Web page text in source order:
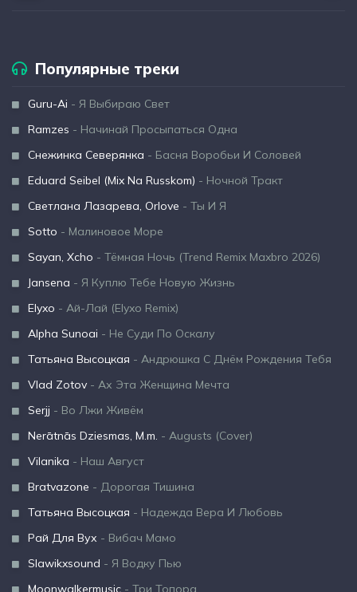
Популярные треки
Guru-Ai - Я Выбираю Свет
Ramzes - Начинай Просыпаться Одна
Снежинка Северянка - Басня Воробьи И Соловей
Eduard Seibel (Mix Na Russkom) - Ночной Тракт
Светлана Лазарева, Orlove - Ты И Я
Sotto - Малиновое Море
Sayan, Xcho - Тёмная Ночь (Trend Remix Maxbro 2026)
Jansena - Я Куплю Тебе Новую Жизнь
Elyxo - Ай-Лай (Elyxo Remix)
Alpha Sunoai - Не Суди По Оскалу
Татьяна Высоцкая - Андрюшка С Днём Рождения Тебя
Vlad Zotov - Ах Эта Женщина Мечта
Serjj - Во Лжи Живём
Nerātnās Dziesmas, M.m. - Augusts (Cover)
Vilanika - Наш Август
Bratvazone - Дорогая Тишина
Татьяна Высоцкая - Надежда Вера И Любовь
Рай Для Вух - Вибач Мамо
Slawikxsound - Я Водку Пью
Moonwalkermusic - Три Топора